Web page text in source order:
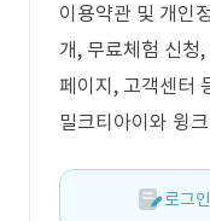
이용약관 및 개인
개, 무료체험 신청
페이지, 고객센터
밀크티아이와 윙
로그